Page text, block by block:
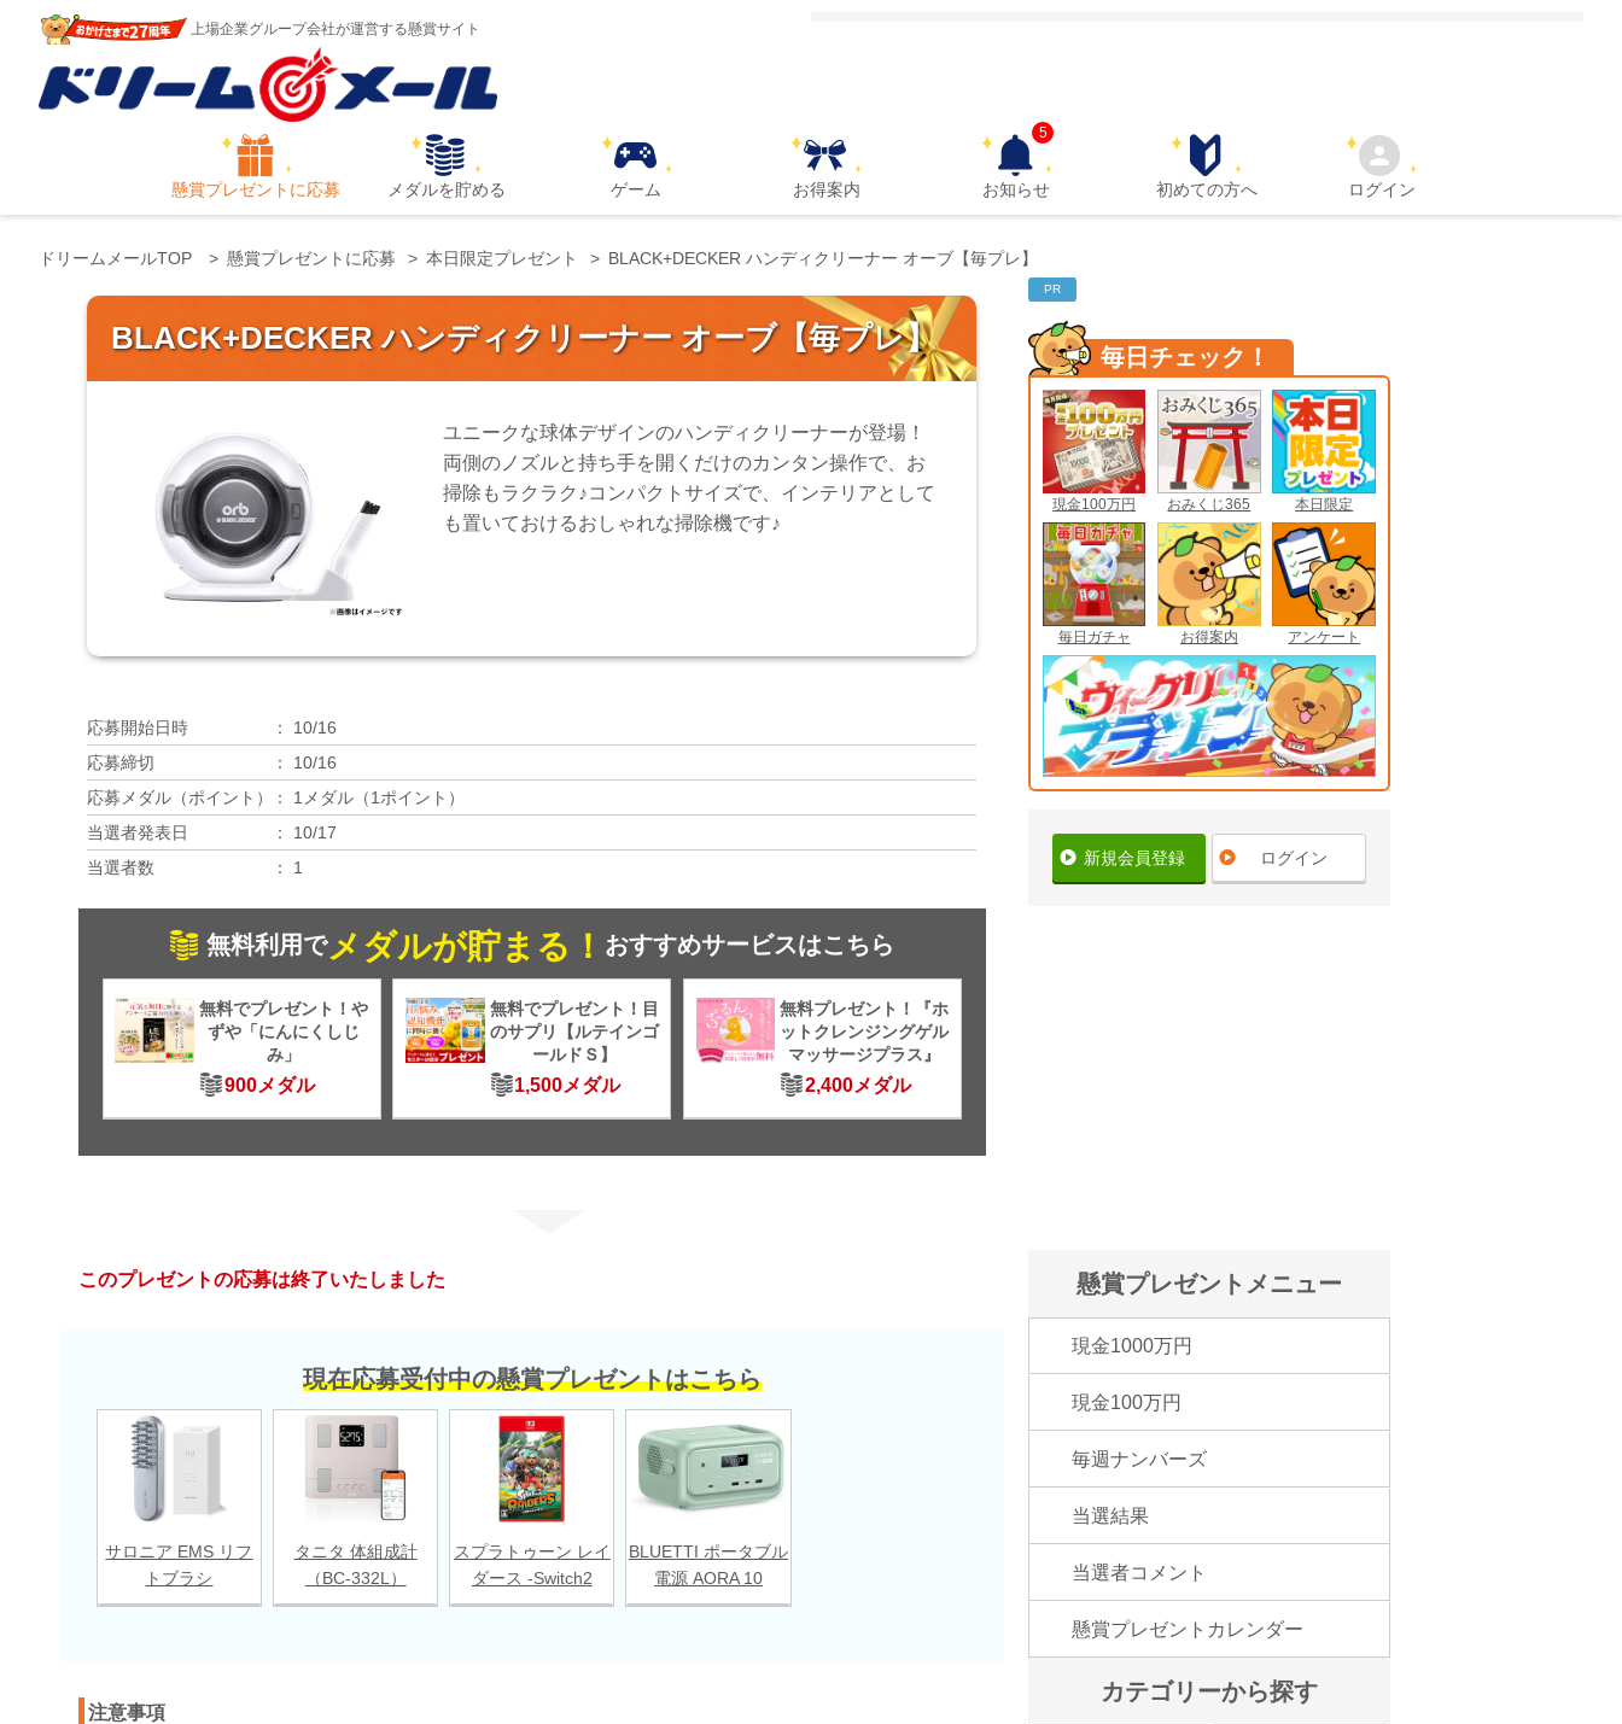
上場企業グループ会社が運営する懸賞サイト
懸賞プレゼントに応募 メダルを貯める ゲーム お得案内 お知らせ
5
初めての方へ ログイン
ドリームメールTOP 懸賞プレゼントに応募 本日限定プレゼント BLACK+DECKER ハンディクリーナー オーブ【毎プレ】
BLACK+DECKER ハンディクリーナー オーブ【毎プレ】
ユニークな球体デザインのハンディクリーナーが登場！
両側のノズルと持ち手を開くだけのカンタン操作で、お
掃除もラクラク♪コンパクトサイズで、インテリアとして
も置いておけるおしゃれな掃除機です♪
応募開始日時
10/16
応募締切
10/16
応募メダル（ポイント）
1メダル（1ポイント）
当選者発表日
10/17
当選者数
1
無料利用でメダルが貯まる！ おすすめサービスはこちら
無料でプレゼント！や
ずや「にんにくしじ
み」
900メダル
無料でプレゼント！目
のサプリ【ルテインゴ
ールドＳ】
1,500メダル
無料プレゼント！『ホ
ットクレンジングゲル
マッサージプラス』
2,400メダル
このプレゼントの応募は終了いたしました
現在応募受付中の懸賞プレゼントはこちら
サロニア EMS リフ
トブラシ
タニタ 体組成計
（BC-332L）
スプラトゥーン レイ
ダース -Switch2
BLUETTI ポータブル
電源 AORA 10
注意事項
PR
毎日チェック！
現金100万円 おみくじ365 本日限定
毎日ガチャ お得案内 アンケート
新規会員登録 ログイン
懸賞プレゼントメニュー
現金1000万円
現金100万円
毎週ナンバーズ
当選結果
当選者コメント
懸賞プレゼントカレンダー
カテゴリーから探す